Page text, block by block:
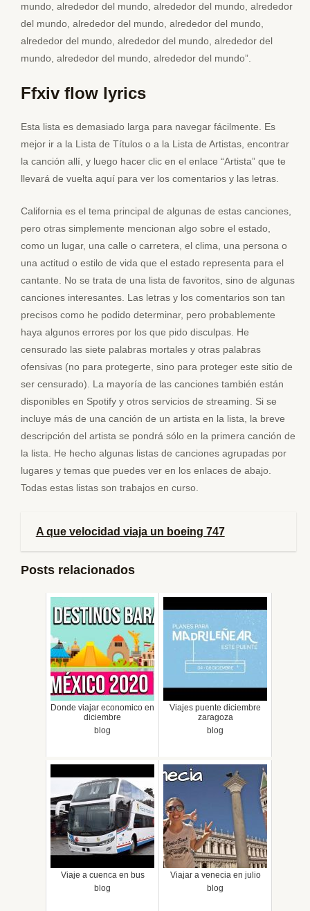
mundo, alrededor del mundo, alrededor del mundo, alrededor
del mundo, alrededor del mundo, alrededor del mundo,
alrededor del mundo, alrededor del mundo, alrededor del
mundo, alrededor del mundo, alrededor del mundo”.
Ffxiv flow lyrics
Esta lista es demasiado larga para navegar fácilmente. Es
mejor ir a la Lista de Títulos o a la Lista de Artistas, encontrar
la canción allí, y luego hacer clic en el enlace “Artista” que te
llevará de vuelta aquí para ver los comentarios y las letras.
California es el tema principal de algunas de estas canciones,
pero otras simplemente mencionan algo sobre el estado,
como un lugar, una calle o carretera, el clima, una persona o
una actitud o estilo de vida que el estado representa para el
cantante. No se trata de una lista de favoritos, sino de algunas
canciones interesantes. Las letras y los comentarios son tan
precisos como he podido determinar, pero probablemente
haya algunos errores por los que pido disculpas. He
censurado las siete palabras mortales y otras palabras
ofensivas (no para protegerte, sino para proteger este sitio de
ser censurado). La mayoría de las canciones también están
disponibles en Spotify y otros servicios de streaming. Si se
incluye más de una canción de un artista en la lista, la breve
descripción del artista se pondrá sólo en la primera canción de
la lista. He hecho algunas listas de canciones agrupadas por
lugares y temas que puedes ver en los enlaces de abajo.
Todas estas listas son trabajos en curso.
A que velocidad viaja un boeing 747
Posts relacionados
Donde viajar economico en
diciembre
blog
Viajes puente diciembre
zaragoza
blog
Viaje a cuenca en bus
blog
Viajar a venecia en julio
blog